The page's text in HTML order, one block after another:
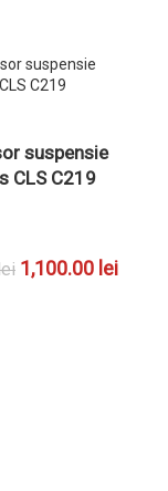
suspensie
CLS C219
1,100.00 lei